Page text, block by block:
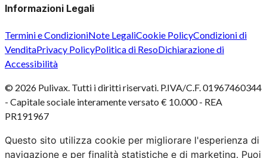
Informazioni Legali
Termini e CondizioniNote LegaliCookie PolicyCondizioni di
VenditaPrivacy PolicyPolitica di ResoDichiarazione di
Accessibilità
© 2026 Pulivax. Tutti i diritti riservati. P.IVA/C.F. 01967460344
- Capitale sociale interamente versato € 10.000 - REA
PR191967
Questo sito utilizza cookie per migliorare l'esperienza di
navigazione e per finalità statistiche e di marketing. Puoi